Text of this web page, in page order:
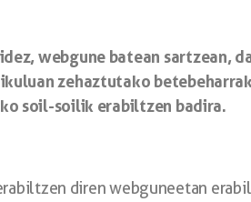
webgune batean sartzean,
zehaztutako
soil-soilik erabiltzen badira.
diren webguneetan